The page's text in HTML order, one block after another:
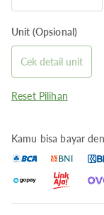
Unit (Opsional)
Cek detail unit
Reset Pilihan
Kamu bisa bayar